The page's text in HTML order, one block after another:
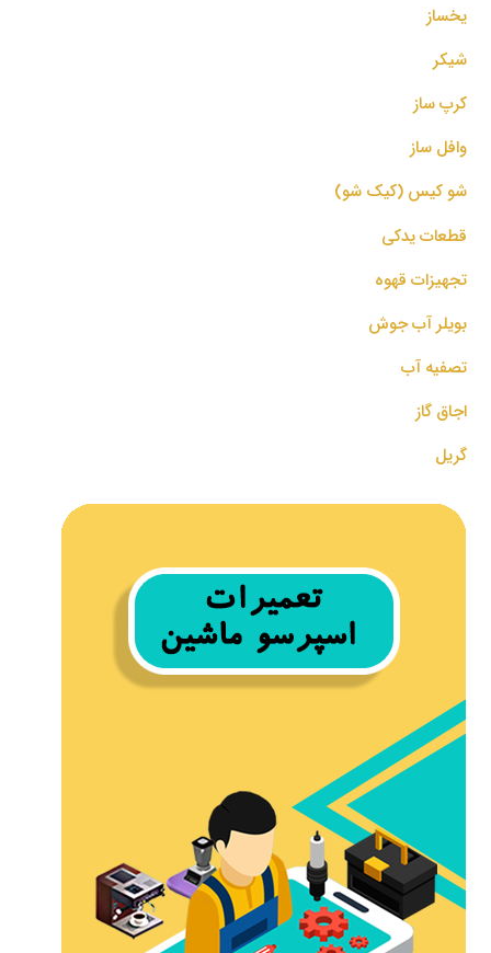
یخساز
شیکر
کرپ ساز
وافل ساز
شو کیس (کیک شو)
قطعات یدکی
تجهیزات قهوه
بویلر آب جوش
تصفیه آب
اجاق گاز
گریل